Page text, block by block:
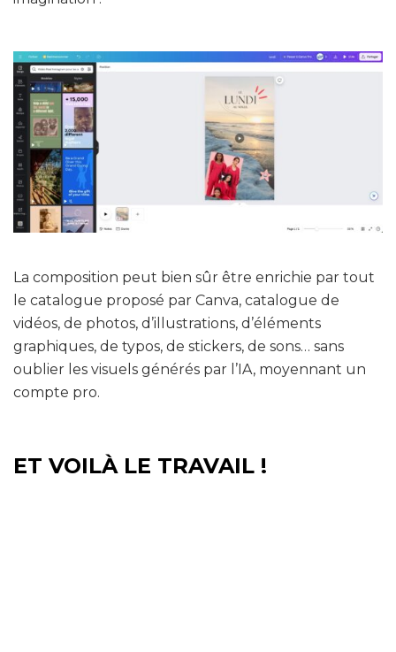
La composition peut bien sûr être enrichie par tout
le catalogue proposé par Canva, catalogue de
vidéos, de photos, d’illustrations, d’éléments
graphiques, de typos, de stickers, de sons… sans
oublier les visuels générés par l’IA, moyennant un
compte pro.
ET VOILÀ LE TRAVAIL !